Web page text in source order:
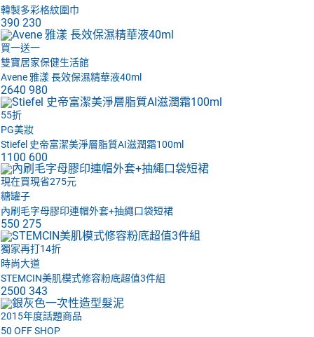
韓製多彩格紋圍巾
390 230
買一送一
雙寶居家保健生活館
Avene 雅漾 長效保濕精華液40ml
2640 980
55折
PG美妝
Stiefel 史帝富潔美淨層脂質AI滋潤霜100ml
1100 600
現在買現省275元
糖罐子
內刷毛字母膠印連帽外套+抽繩口袋短裙
550 275
獨家再打14折
時尚大道
STEMCIN美肌模式修容粉底超值3件組
2500 343
2015年度話題商品
50 OFF SHOP